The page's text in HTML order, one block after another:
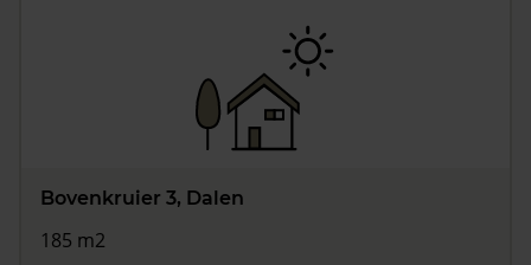
Bovenkruier 3, Dalen
185 m2